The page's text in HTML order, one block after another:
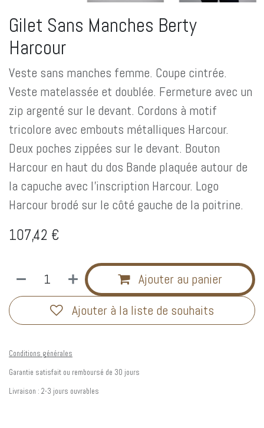
Gilet Sans Manches Berty
Harcour
Veste sans manches femme. Coupe cintrée.
Veste matelassée et doublée. Fermeture avec un
zip argenté sur le devant. Cordons à motif
tricolore avec embouts métalliques Harcour.
Deux poches zippées sur le devant. Bouton
Harcour en haut du dos Bande plaquée autour de
la capuche avec l'inscription Harcour. Logo
Harcour brodé sur le côté gauche de la poitrine.
107,42 €
Ajouter au panier
Ajouter à la liste de souhaits
Conditions générales
Garantie satisfait ou remboursé de 30 jours
Livraison : 2-3 jours ouvrables